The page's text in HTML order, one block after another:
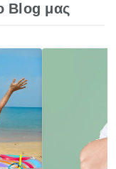
Blog μας